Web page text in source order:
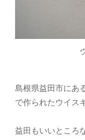
島根県益田市にあ
で作られたウイス
益田もいいところ